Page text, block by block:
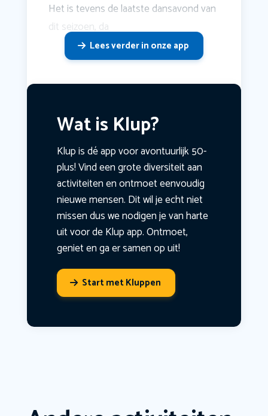
Het is tevens de laatste dansavond van
dit seizoen, da
Lees verder in onze app
Wat is Klup?
Klup is dé app voor avontuurlijk 50-
plus! Vind een grote diversiteit aan
activiteiten en ontmoet eenvoudig
nieuwe mensen. Dit wil je echt niet
missen dus we nodigen je van harte
uit voor de Klup app. Ontmoet,
geniet en ga er samen op uit!
Start met Kluppen